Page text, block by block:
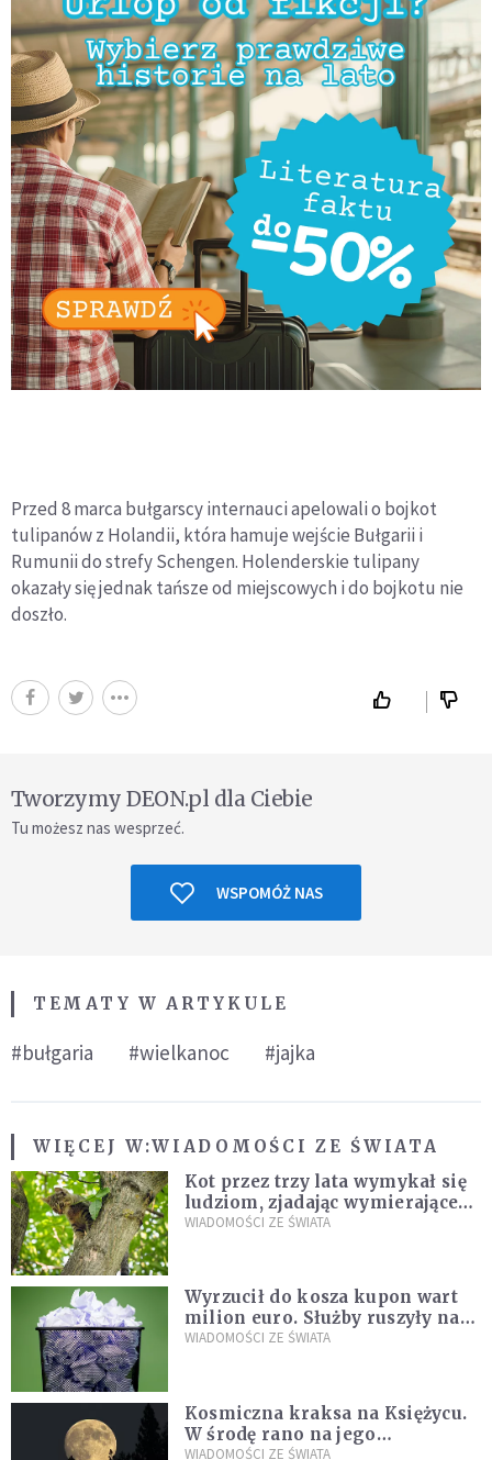
Przed 8 marca bułgarscy internauci apelowali o bojkot
tulipanów z Holandii, która hamuje wejście Bułgarii i
Rumunii do strefy Schengen. Holenderskie tulipany
okazały się jednak tańsze od miejscowych i do bojkotu nie
doszło.
Tworzymy DEON.pl dla Ciebie
Tu możesz nas wesprzeć.
WSPOMÓŻ NAS
TEMATY W ARTYKULE
#bułgaria #wielkanoc #jajka
WIĘCEJ W:WIADOMOŚCI ZE ŚWIATA
Kot przez trzy lata wymykał się
ludziom, zjadając wymierające
kaczki. W końcu popełnił
WIADOMOŚCI ZE ŚWIATA
Wyrzucił do kosza kupon wart
milion euro. Służby ruszyły na
poszukiwania
WIADOMOŚCI ZE ŚWIATA
Kosmiczna kraksa na Księżycu.
W środę rano na jego
powierzchni dojdzie do
WIADOMOŚCI ZE ŚWIATA